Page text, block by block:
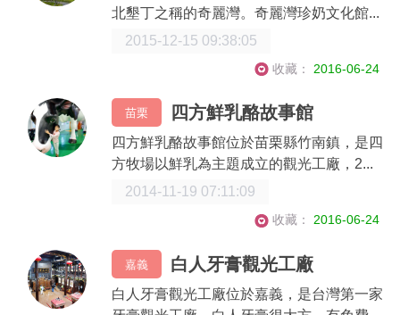
北墾丁之稱的奇麗灣。奇麗灣珍奶文化館...
2015-12-15 09:38:05
收藏： 2016-06-24
苗栗 四方鮮乳酪故事館
四方鮮乳酪故事館位於苗栗縣竹南鎮，是四
方牧場以鮮乳為主題成立的觀光工廠，2...
2014-11-19 07:11:09
收藏： 2016-06-24
嘉義 白人牙膏觀光工廠
白人牙膏觀光工廠位於嘉義，是台灣第一家